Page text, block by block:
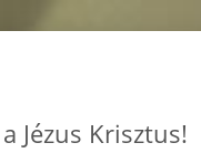
Jézus Krisztus!